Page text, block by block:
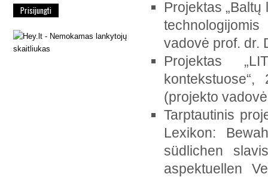
Projektas
vadovė prof. dr.
Projektas
(projekto
Tarptautinis
Lexikon:
südlichen
aspektuellen